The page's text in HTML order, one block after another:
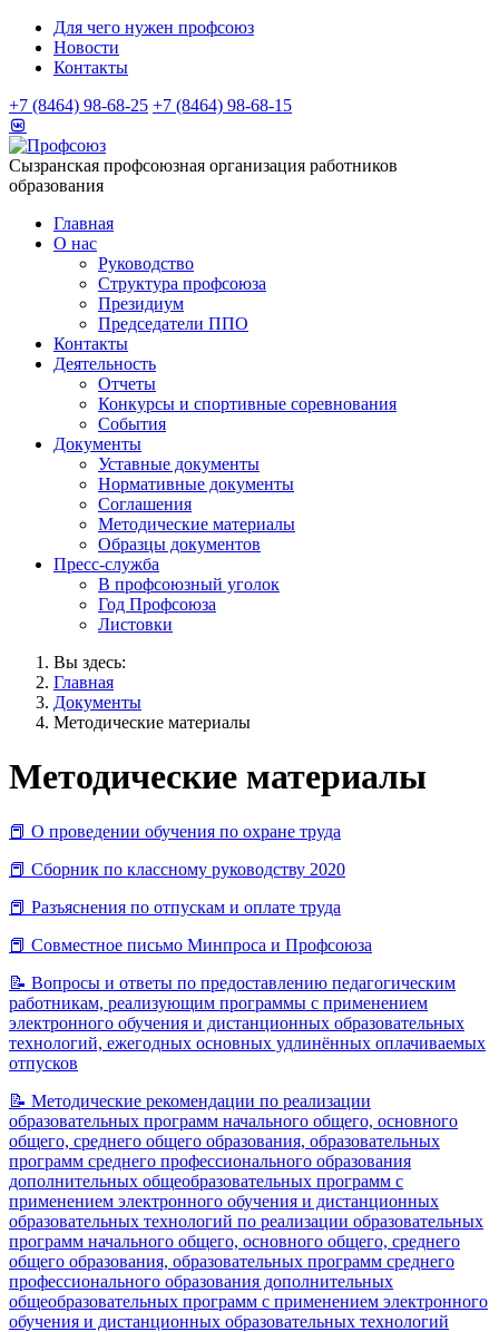
Для чего нужен профсоюз
Новости
Контакты
+7 (8464) 98-68-25 +7 (8464) 98-68-15
Сызранская профсоюзная организация работников
образования
Главная
О нас
Руководство
Структура профсоюза
Президиум
Председатели ППО
Контакты
Деятельность
Отчеты
Конкурсы и спортивные соревнования
События
Документы
Уставные документы
Нормативные документы
Соглашения
Методические материалы
Образцы документов
Пресс-служба
В профсоюзный уголок
Год Профсоюза
Листовки
Вы здесь:
Главная
Документы
Методические материалы
Методические материалы
📕 О проведении обучения по охране труда
📕 Сборник по классному руководству 2020
📕 Разъяснения по отпускам и оплате труда
📕 Совместное письмо Минпроса и Профсоюза
📝 Вопросы и ответы по предоставлению педагогическим
работникам, реализующим программы с применением
электронного обучения и дистанционных образовательных
технологий, ежегодных основных удлинённых оплачиваемых
отпусков
📝 Методические рекомендации по реализации
образовательных программ начального общего, основного
общего, среднего общего образования, образовательных
программ среднего профессионального образования
дополнительных общеобразовательных программ с
применением электронного обучения и дистанционных
образовательных технологий по реализации образовательных
программ начального общего, основного общего, среднего
общего образования, образовательных программ среднего
профессионального образования дополнительных
общеобразовательных программ с применением электронного
обучения и дистанционных образовательных технологий